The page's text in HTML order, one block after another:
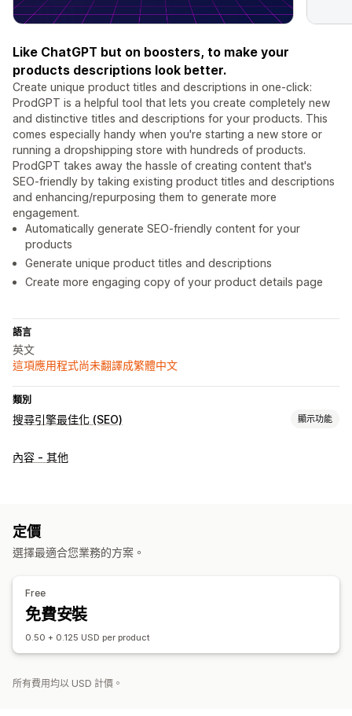
Like ChatGPT but on boosters, to make your
products descriptions look better.
Create unique product titles and descriptions in one-click:
ProdGPT is a helpful tool that lets you create completely new
and distinctive titles and descriptions for your products. This
comes especially handy when you're starting a new store or
running a dropshipping store with hundreds of products.
ProdGPT takes away the hassle of creating content that's
SEO-friendly by taking existing product titles and descriptions
and enhancing/repurposing them to generate more
engagement.
Automatically generate SEO-friendly content for your
products
Generate unique product titles and descriptions
Create more engaging copy of your product details page
語言
英文
這項應用程式尚未翻譯成繁體中文
類別
搜尋引擎最佳化 (SEO) 顯示功能
搜尋引擎最佳化 (SEO) 工具
內容 - 其他
定價
選擇最適合您業務的方案。
Free
免費安裝
0.50 + 0.125 USD per product
所有費用均以 USD 計價。